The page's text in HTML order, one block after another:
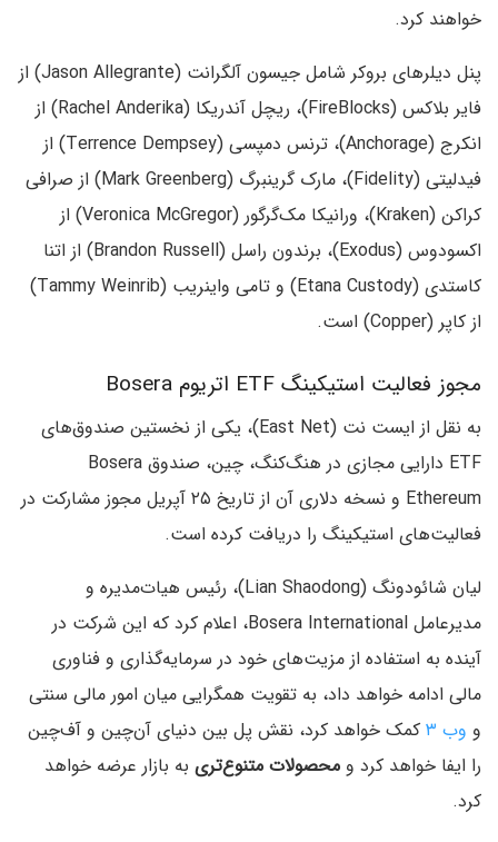
خواهند کرد.
پنل دیلرهای بروکر شامل جیسون آلگرانت (Jason Allegrante) از
فایر بلاکس (FireBlocks)، ریچل آندریکا (Rachel Anderika) از
انکرج (Anchorage)، ترنس دمپسی (Terrence Dempsey) از
فیدلیتی (Fidelity)، مارک گرینبرگ (Mark Greenberg) از صرافی
کراکن (Kraken)، ورانیکا مک‌گرگور (Veronica McGregor) از
اکسودوس (Exodus)، برندون راسل (Brandon Russell) از اتنا
کاستدی (Etana Custody) و تامی واینریب (Tammy Weinrib)
از کاپر (Copper) است.
مجوز فعالیت استیکینگ ETF اتریوم Bosera
به نقل از ایست نت (East Net)، یکی از نخستین صندوق‌های
ETF دارایی مجازی در هنگ‌کنگ، چین، صندوق‌ Bosera
Ethereum و نسخه دلاری آن از تاریخ ۲۵ آپریل مجوز مشارکت در
فعالیت‌های استیکینگ را دریافت کرده‌ است.
لیان شائودونگ (Lian Shaodong)، رئیس‌ هیات‌مدیره و
مدیرعامل Bosera International، اعلام کرد که این شرکت در
آینده به استفاده از مزیت‌های خود در سرمایه‌گذاری و فناوری
مالی ادامه خواهد داد، به تقویت همگرایی میان امور مالی سنتی
و وب ۳
کمک خواهد کرد، نقش پل بین دنیای آن‌چین و آف‌چین
را ایفا خواهد کرد و محصولات متنوع‌تری به بازار عرضه خواهد
کرد.